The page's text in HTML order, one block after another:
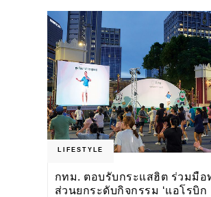
LIFESTYLE
กทม. ตอบรับกระแสฮิต ร่วมมือ
ส่วนยกระดับกิจกรรม ‘แอโรบิก